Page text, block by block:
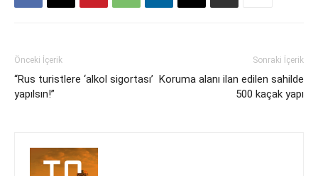
Önceki İçerik
“Rus turistlere ‘alkol sigortası’
yapılsın!”
Sonraki İçerik
Koruma alanı ilan edilen sahilde
500 kaçak yapı